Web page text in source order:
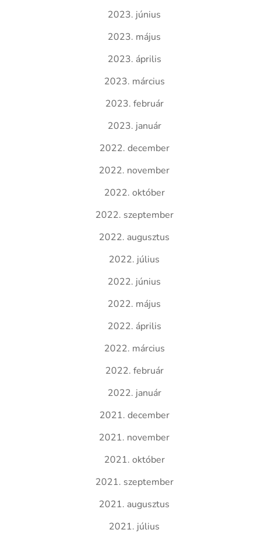
2023. június
2023. május
2023. április
2023. március
2023. február
2023. január
2022. december
2022. november
2022. október
2022. szeptember
2022. augusztus
2022. július
2022. június
2022. május
2022. április
2022. március
2022. február
2022. január
2021. december
2021. november
2021. október
2021. szeptember
2021. augusztus
2021. július